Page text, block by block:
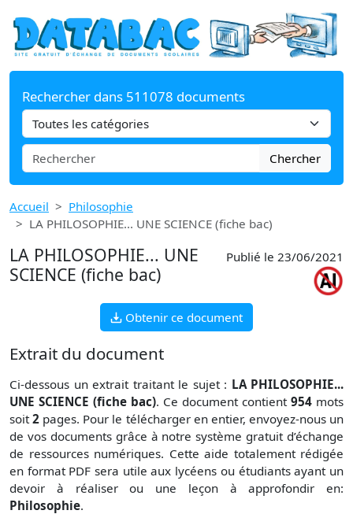
Rechercher dans 511078 documents
Chercher
Accueil
Philosophie
LA PHILOSOPHIE... UNE SCIENCE (fiche bac)
LA PHILOSOPHIE... UNE
SCIENCE (fiche bac)
Publié le 23/06/2021
Obtenir ce document
Extrait du document
Ci-dessous un extrait traitant le sujet : LA PHILOSOPHIE...
UNE SCIENCE (fiche bac). Ce document contient 954 mots
soit2 pages. Pour le télécharger en entier, envoyez-nous un
de vos documents grâce à notre système gratuit d’échange
de ressources numériques. Cette aide totalement rédigée
en format PDF sera utile aux lycéens ou étudiants ayant un
devoir à réaliser ou une leçon à approfondir en:
Philosophie.